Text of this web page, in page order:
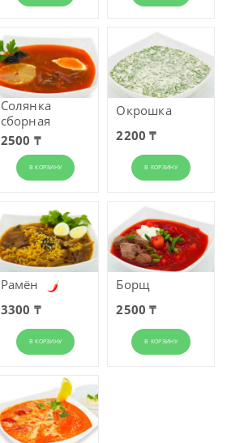
Солянка
сборная
2500 ₸
В КОРЗИНУ
Окрошка
2200 ₸
В КОРЗИНУ
Рамён
3300 ₸
В КОРЗИНУ
Борщ
2500 ₸
В КОРЗИНУ